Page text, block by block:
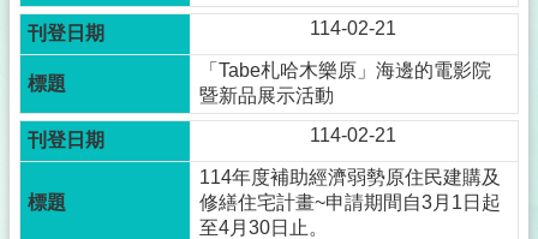
114-02-21
「Tabe札哈木樂原」海邊的電影院
暨新品展示活動
114-02-21
114年度補助經濟弱勢原住民建購及
修繕住宅計畫~申請期間自3月1日起
至4月30日止。